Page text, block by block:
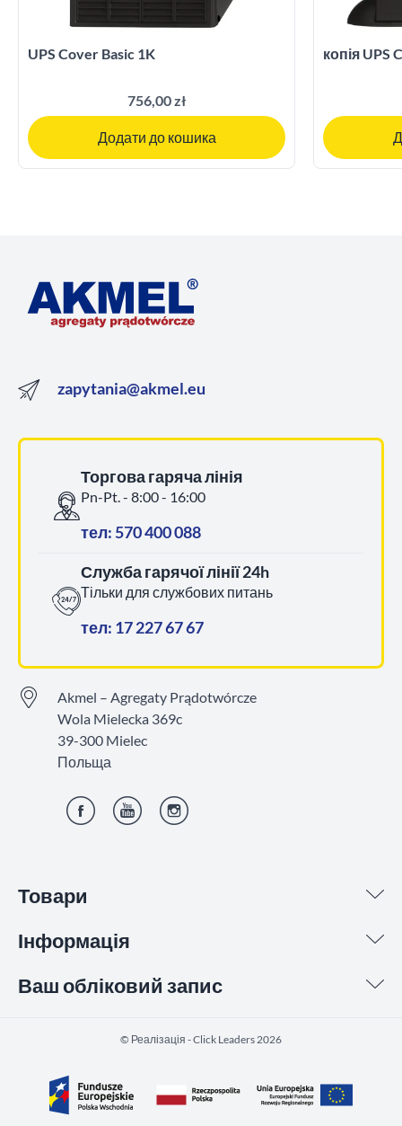
UPS Cover Basic 1K
756,00 zł
Додати до кошика
копія UPS
Товари
Інформація
Ваш обліковий запис
zapytania@akmel.eu
Торгова гаряча лінія
Pn-Pt. - 8:00 - 16:00
тел: 570 400 088
Служба гарячої лінії 24h
Тільки для службових питань
тел: 17 227 67 67
Akmel – Agregaty Prądotwórcze
Wola Mielecka 369c
39-300 Mielec
Польща
©️ Реалізація - Click Leaders 2026